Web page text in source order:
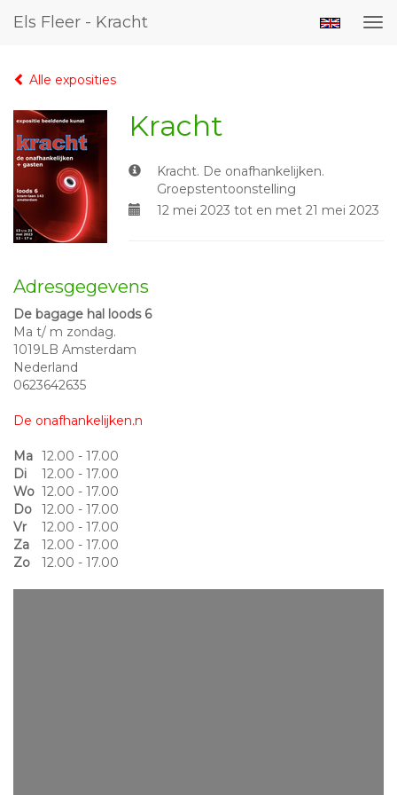
Els Fleer - Kracht
Alle exposities
Kracht
Kracht. De onafhankelijken.
Groepstentoonstelling
12 mei 2023 tot en met 21 mei 2023
Adresgegevens
De bagage hal loods 6
Ma t/ m zondag.
1019LB Amsterdam
Nederland
0623642635
De onafhankelijken.n
Ma 12.00 - 17.00
Di
12.00 - 17.00
Wo 12.00 - 17.00
Do
12.00 - 17.00
Vr
12.00 - 17.00
Za
12.00 - 17.00
Zo
12.00 - 17.00